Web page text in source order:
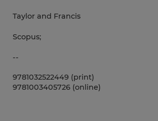
Taylor and Francis
Scopus;
--
9781032522449 (print)
9781003405726 (online)